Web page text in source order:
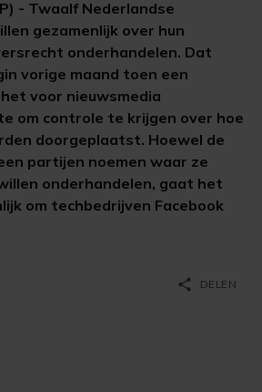
- Twaalf Nederlandse
gezamenlijk over hun
onderhandelen. Dat
vorige maand toen een
voor nieuwsmedia
om controle te krijgen over hoe
doorgeplaatst. Hoewel de
partijen noemen waar ze
onderhandelen, gaat het
om techbedrijven Facebook
share DELEN